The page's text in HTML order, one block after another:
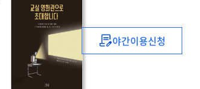
교실
야간이용신청